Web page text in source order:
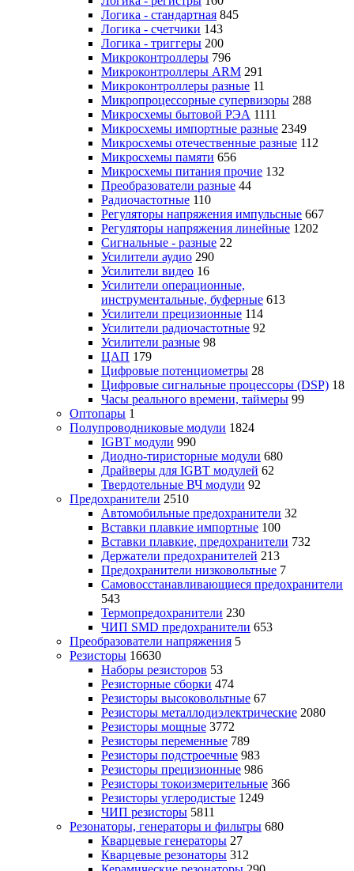
Логика - стандартная 845
Логика - счетчики 143
Логика - триггеры 200
Микроконтроллеры 796
Микроконтроллеры ARM 291
Микроконтроллеры разные 11
Микропроцессорные супервизоры 288
Микросхемы бытовой РЭА 1111
Микросхемы импортные разные 2349
Микросхемы отечественные разные 112
Микросхемы памяти 656
Микросхемы питания прочие 132
Преобразователи разные 44
Радиочастотные 110
Регуляторы напряжения импульсные 667
Регуляторы напряжения линейные 1202
Сигнальные - разные 22
Усилители аудио 290
Усилители видео 16
Усилители операционные,
инструментальные, буферные 613
Усилители прецизионные 114
Усилители радиочастотные 92
Усилители разные 98
ЦАП 179
Цифровые потенциометры 28
Цифровые сигнальные процессоры (DSP) 18
Часы реального времени, таймеры 99
Оптопары 1
Полупроводниковые модули 1824
IGBT модули 990
Диодно-тиристорные модули 680
Драйверы для IGBT модулей 62
Твердотельные ВЧ модули 92
Предохранители 2510
Автомобильные предохранители 32
Вставки плавкие импортные 100
Вставки плавкие, предохранители 732
Держатели предохранителей 213
Предохранители низковольтные 7
Самовосстанавливающиеся предохранители
543
Термопредохранители 230
ЧИП SMD предохранители 653
Преобразователи напряжения 5
Резисторы 16630
Наборы резисторов 53
Резисторные сборки 474
Резисторы высоковольтные 67
Резисторы металлодиэлектрические 2080
Резисторы мощные 3772
Резисторы переменные 789
Резисторы подстроечные 983
Резисторы прецизионные 986
Резисторы токоизмерительные 366
Резисторы углеродистые 1249
ЧИП резисторы 5811
Резонаторы, генераторы и фильтры 680
Кварцевые генераторы 27
Кварцевые резонаторы 312